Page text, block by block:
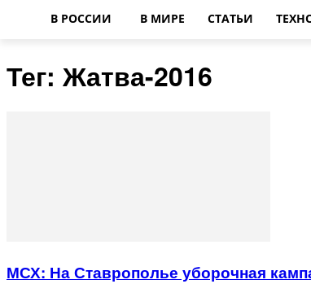
В РОССИИ В МИРЕ СТАТЬИ
Тег: Жатва-2016
МСХ: На Ставрополье уборочная